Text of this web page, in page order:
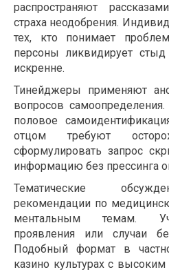
распространяют
страха неодобрения.
тех, кто понимает
персоны ликвидирует
искренне.
Тинейджеры применяют
вопросов
половое
отцом требуют
сформулировать запрос
информацию без прессинга
Тематические
рекомендации по
ментальным темам.
проявления или случаи
Подобный формат в
казино культурах с